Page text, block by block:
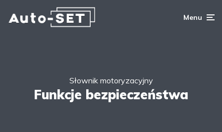
Menu
Słownik motoryzacyjny
Funkcje bezpieczeństwa